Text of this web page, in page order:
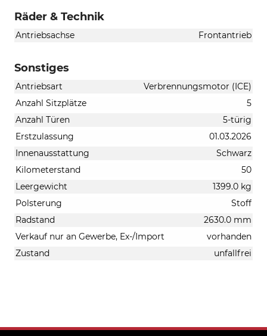
Räder & Technik
Antriebsachse Frontantrieb
Sonstiges
Antriebsart
Verbrennungsmotor (ICE)
Anzahl Sitzplätze
5
Anzahl Türen
5-türig
Erstzulassung
01.03.2026
Innenausstattung
Schwarz
Kilometerstand
50
Leergewicht
1399.0 kg
Polsterung
Stoff
Radstand
2630.0 mm
Verkauf nur an Gewerbe, Ex-/Import
vorhanden
Zustand
unfallfrei